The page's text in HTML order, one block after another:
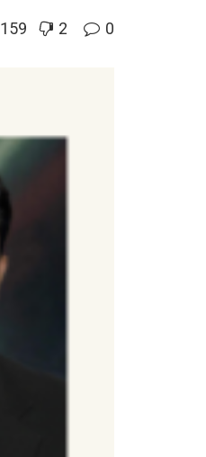
159 2 0